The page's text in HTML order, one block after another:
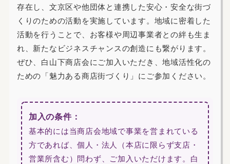
存在し、文京区や他団体と連携した安心・安全な街づ
くりのための活動を実施しています。地域に密着した
活動を行うことで、お客様や周辺事業者との絆も生ま
れ、新たなビジネスチャンスの創造にも繋がります。
ぜひ、白山下商店会にご加入いただき、地域活性化の
ための「魅力ある商店街づくり」にご参加ください。
加入の条件：
基本的には当商店会地域で事業を営まれている
方であれば、個人・法人（本店に限らず支店・
営業所含む）問わず、ご加入いただけます。白